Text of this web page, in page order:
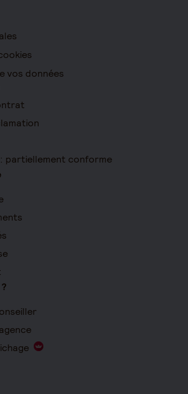
vos données
partiellement conforme